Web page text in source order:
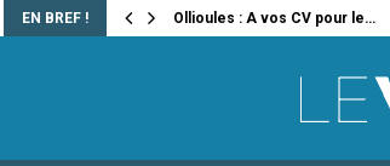
EN BREF ! Ollioules : A vos CV pour le…